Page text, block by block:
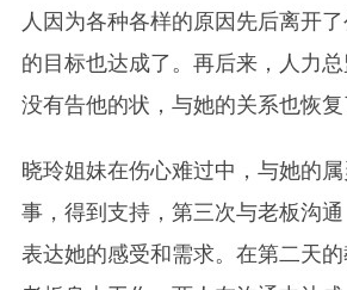
人因为各种各样的原因先后离开
的目标也达成了。再后来，人力
没有告他的状，与她的关系也恢复
晓玲姐妹在伤心难过中，与她的
事，得到支持，第三次与老板沟
表达她的感受和需求。在第二天